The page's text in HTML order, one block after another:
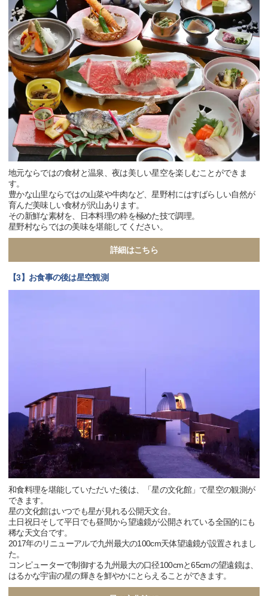
地元ならではの食材と温泉、夜は美しい星空を楽しむことができま
す。
豊かな山里ならではの山菜や牛肉など、星野村にはすばらしい自然が
育んだ美味しい食材が沢山あります。
その新鮮な素材を、日本料理の粋を極めた技で調理。
星野村ならではの美味を堪能してください。
詳細はこちら
【3】お食事の後は星空観測
和食料理を堪能していただいた後は、「星の文化館」で星空の観測が
できます。
星の文化館はいつでも星が見れる公開天文台。
土日祝日そして平日でも昼間から望遠鏡が公開されている全国的にも
稀な天文台です。
2017年のリニューアルで九州最大の100cm天体望遠鏡が設置されまし
た。
コンピューターで制御する九州最大の口径100cmと65cmの望遠鏡は、
はるかな宇宙の星の輝きを鮮やかにとらえることができます。